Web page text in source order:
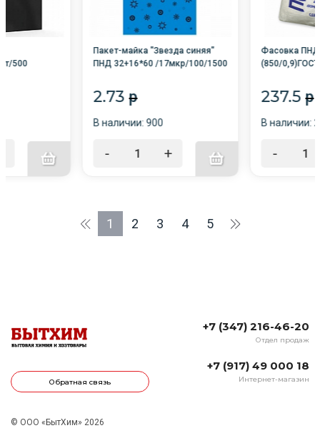
500
Пакет-майка "Звезда синяя"
ПНД 32+16*60 /17мкр/100/1500
2.73 p
В наличии: 900
- +
Фасовка
(850/
237.5 p
В наличии:
-
1 2 3 4 5
Обратная связь
+7 (347) 216-46-20
Отдел продаж
+7 (917) 49 000 18
Интернет-магазин
© ООО «БытХим» 2026